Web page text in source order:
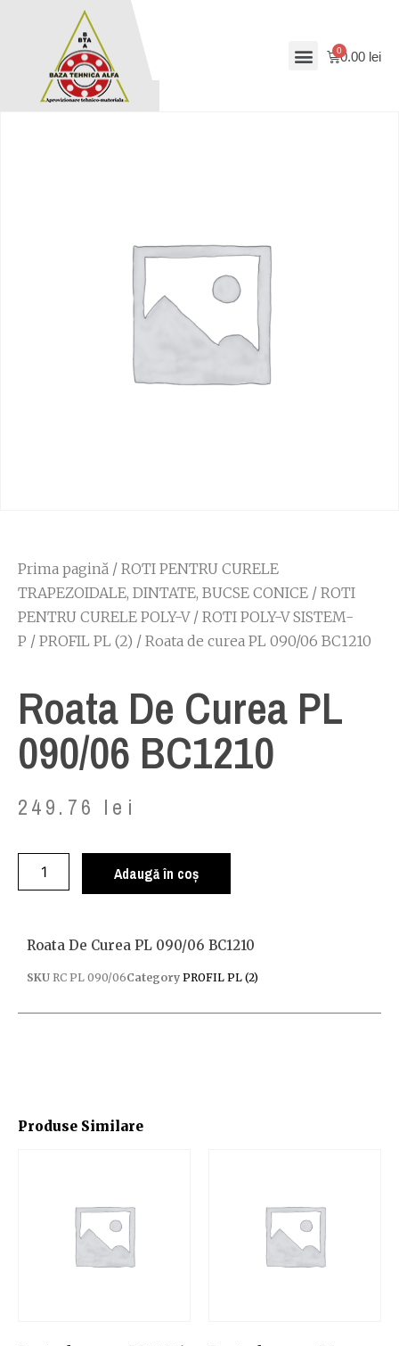
0.00 lei
Prima pagină / ROTI PENTRU CURELE
TRAPEZOIDALE, DINTATE, BUCSE CONICE / ROTI
PENTRU CURELE POLY-V/ ROTI POLY-V SISTEM-
P / PROFIL PL (2) / Roata de curea PL 090/06 BC1210
Roata De Curea PL
090/06 BC1210
249.76 lei
Adaugă în coș
Produse Similare
Roata De Curea PL 090/06 BC1210
SKU RC PL 090/06Category PROFIL PL (2)